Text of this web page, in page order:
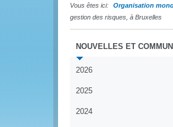
Vous êtes ici: Organisation
gestion des risques, à Bruxelles
NOUVELLES ET
2026
2025
2024